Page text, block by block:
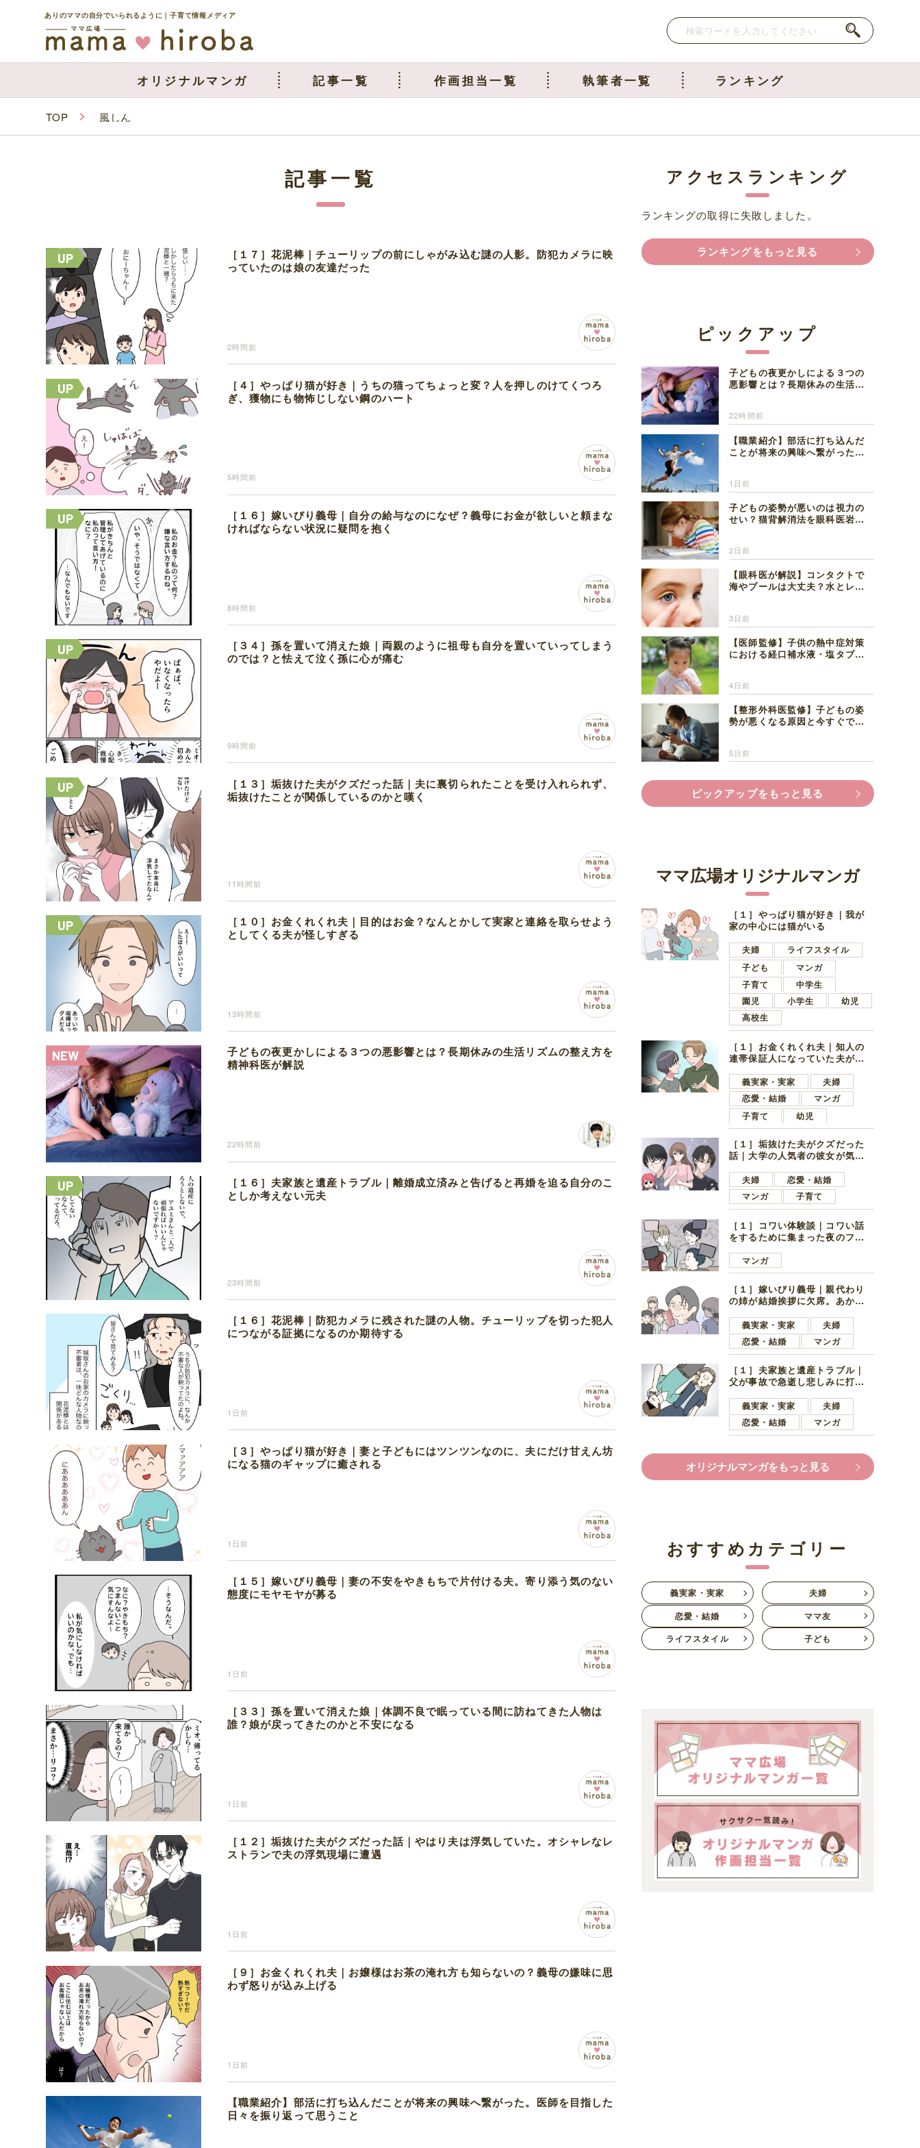
ありのママの自分でいられるように｜子育て情報メディア
オリジナルマンガ 記事一覧 作画担当一覧 執筆者一覧 ランキング
TOP 風しん
記事一覧
［１７］花泥棒｜チューリップの前にしゃがみ込む謎の人影。防犯カメラに映
っていたのは娘の友達だった
2時間前
［４］やっぱり猫が好き｜うちの猫ってちょっと変？人を押しのけてくつろ
ぎ、獲物にも物怖じしない鋼のハート
5時間前
［１６］嫁いびり義母｜自分の給与なのになぜ？義母にお金が欲しいと頼まな
ければならない状況に疑問を抱く
8時間前
［３４］孫を置いて消えた娘｜両親のように祖母も自分を置いていってしまう
のでは？と怯えて泣く孫に心が痛む
9時間前
［１３］垢抜けた夫がクズだった話｜夫に裏切られたことを受け入れられず、
垢抜けたことが関係しているのかと嘆く
11時間前
［１０］お金くれくれ夫｜目的はお金？なんとかして実家と連絡を取らせよう
としてくる夫が怪しすぎる
13時間前
子どもの夜更かしによる３つの悪影響とは？長期休みの生活リズムの整え方を
精神科医が解説
22時間前
［１６］夫家族と遺産トラブル｜離婚成立済みと告げると再婚を迫る自分のこ
としか考えない元夫
23時間前
［１６］花泥棒｜防犯カメラに残された謎の人物。チューリップを切った犯人
につながる証拠になるのか期待する
1日前
［３］やっぱり猫が好き｜妻と子どもにはツンツンなのに、夫にだけ甘えん坊
になる猫のギャップに癒される
1日前
［１５］嫁いびり義母｜妻の不安をやきもちで片付ける夫。寄り添う気のない
態度にモヤモヤが募る
1日前
［３３］孫を置いて消えた娘｜体調不良で眠っている間に訪ねてきた人物は
誰？娘が戻ってきたのかと不安になる
1日前
［１２］垢抜けた夫がクズだった話｜やはり夫は浮気していた。オシャレなレ
ストランで夫の浮気現場に遭遇
1日前
［９］お金くれくれ夫｜お嬢様はお茶の淹れ方も知らないの？義母の嫌味に思
わず怒りが込み上げる
1日前
【職業紹介】部活に打ち込んだことが将来の興味へ繋がった。医師を目指した
日々を振り返って思うこと
アクセスランキング
ランキングの取得に失敗しました。
ランキングをもっと見る
ピックアップ
子どもの夜更かしによる３つの
悪影響とは？長期休みの生活リ
22時間前
【職業紹介】部活に打ち込んだ
ことが将来の興味へ繋がった。
1日前
子どもの姿勢が悪いのは視力の
せい？猫背解消法を眼科医岩見
2日前
【眼科医が解説】コンタクトで
海やプールは大丈夫？水とレン
3日前
【医師監修】子供の熱中症対策
における経口補水液・塩タブレ
4日前
【整形外科医監修】子どもの姿
勢が悪くなる原因と今すぐでき
5日前
ピックアップをもっと見る
ママ広場オリジナルマンガ
［１］やっぱり猫が好き｜我が
家の中心には猫がいる
夫婦
ライフスタイル
子ども
マンガ
子育て
中学生
園児
小学生
幼児
高校生
［１］お金くれくれ夫｜知人の
連帯保証人になっていた夫が家
言ってきた
義実家・実家
夫婦
恋愛・結婚
マンガ
子育て
幼児
［１］垢抜けた夫がクズだった
話｜大学の人気者の彼女が気に
子学生
夫婦
恋愛・結婚
マンガ
子育て
［１］コワい体験談｜コワい話
をするために集まった夜のファ
好きの男の子ママ
マンガ
［１］嫁いびり義母｜親代わり
の姉が結婚挨拶に欠席。あから
義実家・実家
夫婦
恋愛・結婚
マンガ
［１］夫家族と遺産トラブル｜
父が事故で急逝し悲しみに打ち
ます夫
義実家・実家
夫婦
恋愛・結婚
マンガ
オリジナルマンガをもっと見る
おすすめカテゴリー
義実家・実家
夫婦
恋愛・結婚
ママ友
ライフスタイル
子ども